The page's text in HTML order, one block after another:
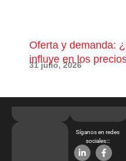
Oferta y demanda:
influye en los
31 julio, 2026
Síganos en redes
sociales:::